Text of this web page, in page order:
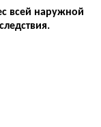
всей наружной